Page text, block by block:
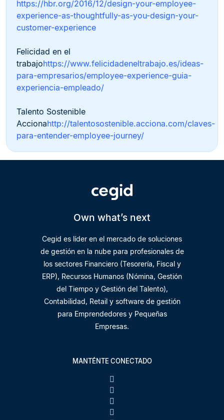
https://hbr.org/2016/12/design-your-employee-
experience-as-thoughtfully-as-you-design-your-
customer-experience
Felicidad en el
trabajohttps://www.felicidadeneltrabajo.es/ideas-
para-empresarios/employee-experience-guia-
experiencia-empleado/
Talento Sostenible
Accionahttp://talentosostenible.acciona.com/claves-
para-entender-employee-journey/
Own what’s next
Cegid es líder en el mercado de soluciones
de gestión en la nube para profesionales de
los sectores Financiero (Tesorería, Fiscal y
ERP), Recursos Humanos (Nómina, Gestión
del Tiempo y Gestión del Talento),
Contabilidad, Retail y software de gestión
para Emprendedores y Pequeñas
Empresas.
MANTÉNTE CONECTADO